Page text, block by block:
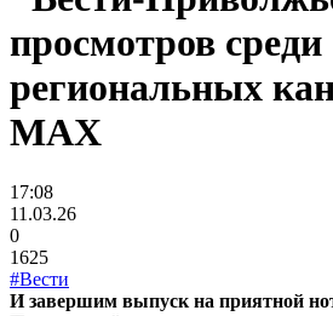
просмотров среди
региональных
МАХ
17:08
11.03.26
0
1625
#Вести
И завершим выпуск на приятной